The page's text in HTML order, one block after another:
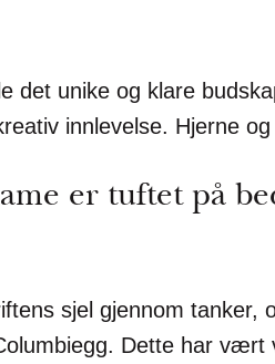
det unike og klare
innlevelse. Hjerne
er tuftet på
sjel gjennom tanker,
Dette har vært